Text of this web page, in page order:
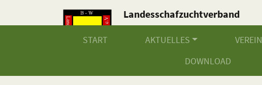
Landesschafzuchtverband
Baden-Württemberg e.V.
START AKTUELLES VEREIN
DOWNLOAD